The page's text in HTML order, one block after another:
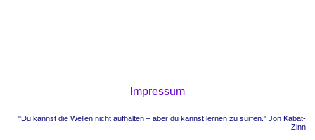
Impressum
"Du kannst die Wellen nicht aufhalten – aber du kannst lernen zu surfen." Jon Kabat-
Zinn